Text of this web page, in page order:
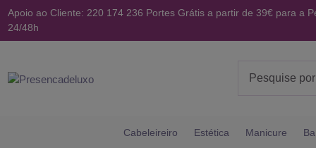
Apoio ao Cliente: 220 174 236 Portes Grátis a partir de 39€ para a
24/48h
Cabeleireiro Estética Manicure